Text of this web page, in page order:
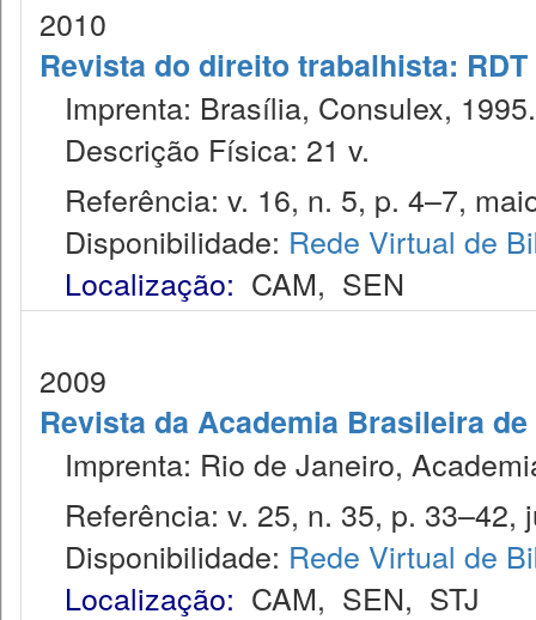
2010
Revista do direito trabalhista: RDT
Imprenta: Brasília, Consulex, 1995.
Descrição Física: 21 v.
Referência: v. 16, n. 5, p. 4–7,
Disponibilidade: Rede Virtual de
Localização: CAM, SEN
2009
Revista da Academia Brasileira
Imprenta: Rio de Janeiro,
Referência: v. 25, n. 35, p. 33–42,
Disponibilidade: Rede Virtual de
Localização: CAM, SEN, STJ